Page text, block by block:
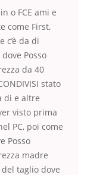
o FCE ami e
come First,
c’è da di
Posso
da 40
stato
di e altre
visto prima
PC, poi come
Posso
madre
taglio dove